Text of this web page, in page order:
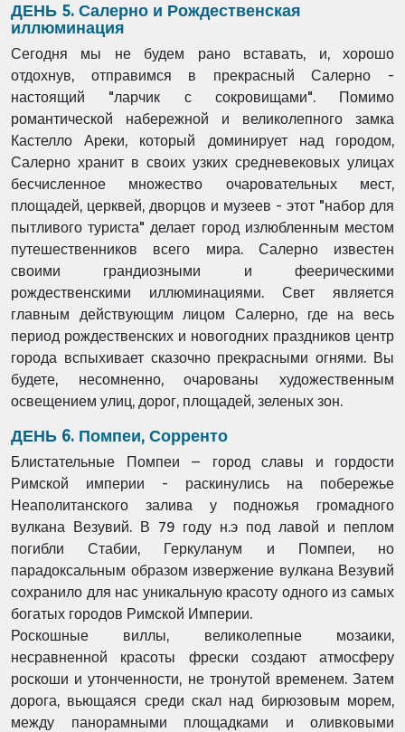
ДЕНЬ 5. Салерно и Рождественская
иллюминация
Сегодня мы не будем рано вставать, и, хорошо
отдохнув, отправимся в прекрасный Салерно -
настоящий "ларчик с сокровищами". Помимо
романтической набережной и великолепного замка
Кастелло Ареки, который доминирует над городом,
Салерно хранит в своих узких средневековых улицах
бесчисленное множество очаровательных мест,
площадей, церквей, дворцов и музеев - этот "набор для
пытливого туриста" делает город излюбленным местом
путешественников всего мира. Салерно известен
своими грандиозными и феерическими
рождественскими иллюминациями. Свет является
главным действующим лицом Салерно, где на весь
период рождественских и новогодних праздников центр
города вспыхивает сказочно прекрасными огнями. Вы
будете, несомненно, очарованы художественным
освещением улиц, дорог, площадей, зеленых зон.
ДЕНЬ 6. Помпеи, Сорренто
Блистательные Помпеи – город славы и гордости
Римской империи - раскинулись на побережье
Неаполитанского залива у подножья громадного
вулкана Везувий. В 79 году н.э под лавой и пеплом
погибли Стабии, Геркуланум и Помпеи, но
парадоксальным образом извержение вулкана Везувий
сохранило для нас уникальную красоту одного из самых
богатых городов Римской Империи.
Роскошные виллы, великолепные мозаики,
несравненной красоты фрески создают атмосферу
роскоши и утонченности, не тронутой временем. Затем
дорога, вьющаяся среди скал над бирюзовым морем,
между панорамными площадками и оливковыми